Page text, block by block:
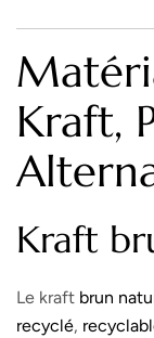
Kraft,
Kraft
Le kraft brun
recyclé,